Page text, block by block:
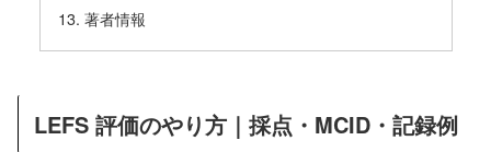
著者情報
LEFS 評価のやり方｜採点・MCID・記録例